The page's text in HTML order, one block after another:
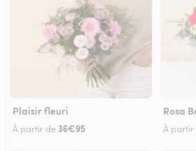
Plaisir fleuri
À partir de 36€95
Rosa
À partir